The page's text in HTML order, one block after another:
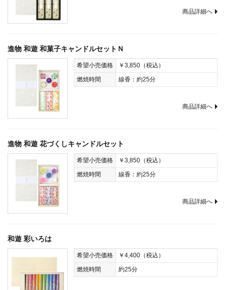
商品詳細へ
進物 和遊 和菓子キャンドルセットＮ
希望小売価格
￥3,850（税込）
燃焼時間
線香：約25分
商品詳細へ
進物 和遊 花づくしキャンドルセット
希望小売価格
￥3,850（税込）
燃焼時間
線香：約25分
商品詳細へ
和遊 彩いろは
希望小売価格
￥4,400（税込）
燃焼時間
約25分